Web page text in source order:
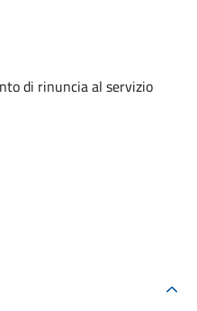
di rinuncia al servizio